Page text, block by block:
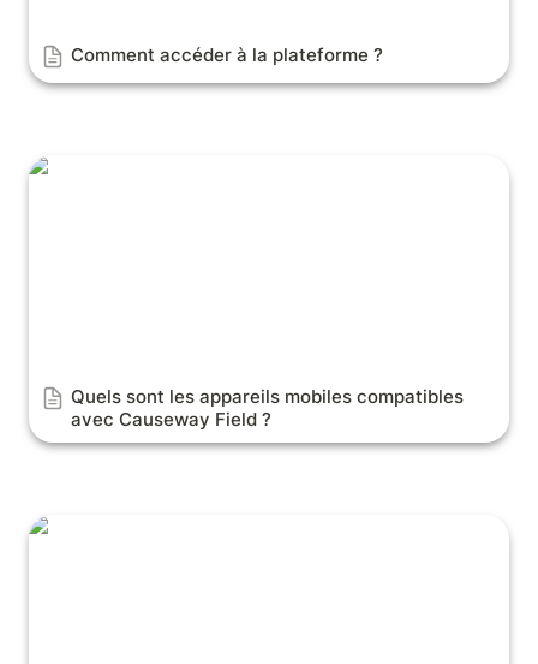
Comment accéder à la plateforme ?
Quels sont les appareils mobiles compatibles avec
Quels sont les appareils mobiles compatibles
avec Causeway Field ?
Quels sont les navigateurs recommandés par